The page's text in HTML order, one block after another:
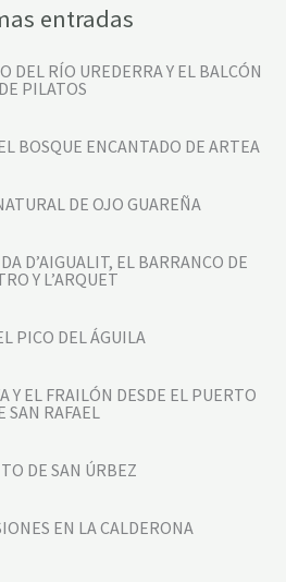
entradas
DEL RÍO UREDERRA Y EL BALCÓN
DE PILATOS
BOSQUE ENCANTADO DE ARTEA
DE OJO GUAREÑA
D’AIGUALIT, EL BARRANCO DE
Y L’ARQUET
PICO DEL ÁGUILA
Y EL FRAILÓN DESDE EL PUERTO
SAN RAFAEL
DE SAN ÚRBEZ
EN LA CALDERONA